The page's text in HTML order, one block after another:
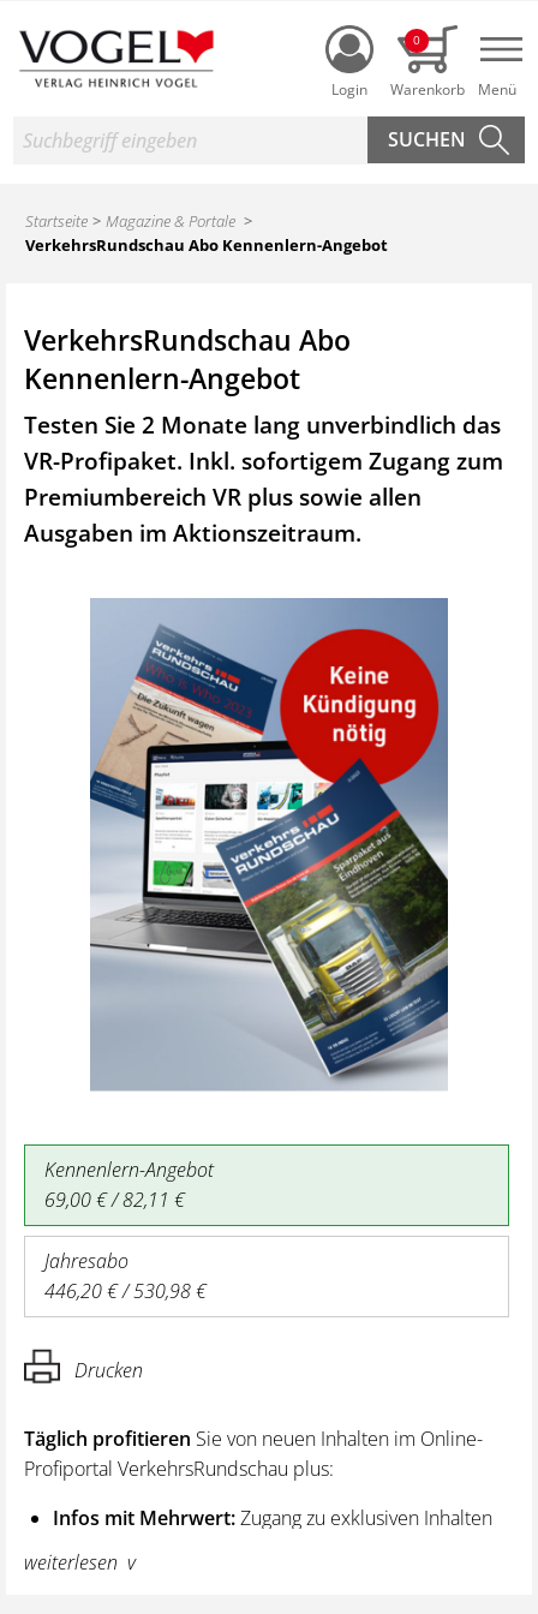
Login
0
Suche
Startseite
Magazine & Portale
VerkehrsRundschau Abo Kennenlern-Angebot
VerkehrsRundschau Abo
Kennenlern-Angebot
Testen Sie 2 Monate lang unverbindlich das
VR-Profipaket. Inkl. sofortigem Zugang zum
Premiumbereich VR plus sowie allen
Ausgaben im Aktionszeitraum.
Kennenlern-Angebot
69,00 € / 82,11 €
Jahresabo
446,20 € / 530,98 €
Drucken
Täglich profitieren Sie von neuen Inhalten im Online-
Profiportal VerkehrsRundschau plus:
Infos mit Mehrwert:Zugang zu exklusiven Inhalten
und Hintergrundwissen – von aktuellen Regelungen
wie z. B. bei den Lenk- und Ruhezeiten,
weiterlesen